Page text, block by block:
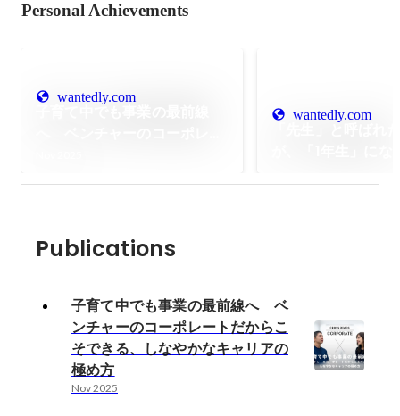
Personal Achievements
wantedly.com
wantedly.com
Publications
子育て中でも事業の最前線へ ベ
ンチャーのコーポレートだからこ
そできる、しなやかなキャリアの
極め方
Nov 2025